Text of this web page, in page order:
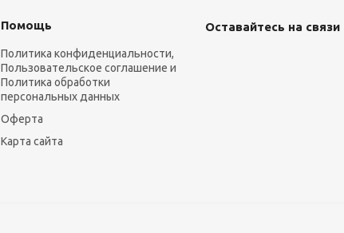
Помощь
Политика конфиденциальности,
Пользовательское соглашение и
Политика обработки
персональных данных
Оферта
Карта сайта
Оставайтесь на связи